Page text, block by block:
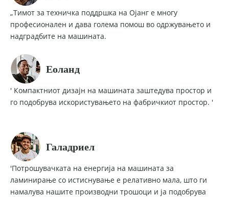
„Тимот за техничка поддршка на Ојанг е многу
професионален и дава голема помош во одржувањето и
надградбите на машината.
Еоланд
' Компактниот дизајн на машината заштедува простор и
го подобрува искористувањето на фабричкиот простор. '
Галадриел
'Потрошувачката на енергија на машината за
ламинирање со истиснување е релативно мала, што ги
намалува нашите производни трошоци и ја подобрува